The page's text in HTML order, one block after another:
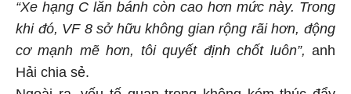
“Xe hạng C lăn bánh còn cao hơn mức này. Trong
khi đó, VF 8 sở hữu không gian rộng rãi hơn, động
cơ mạnh mẽ hơn, tôi quyết định chốt luôn”, anh
Hải chia sẻ.